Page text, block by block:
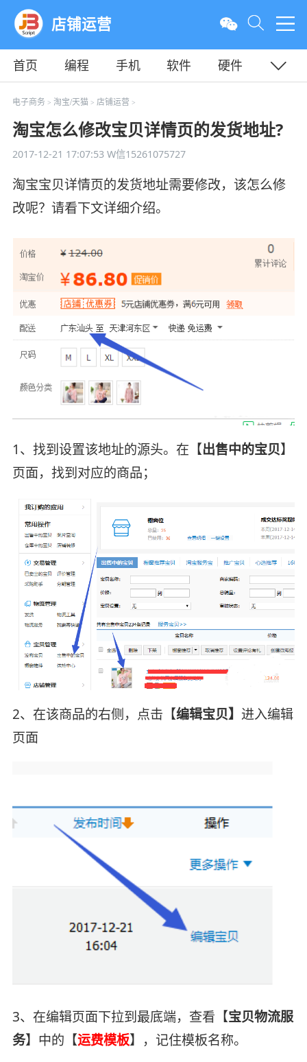
店铺运营
首页 编程 手机 软件
硬件
教程
平面 服务器
电子商务 > 淘宝/天猫 > 店铺运营 >
淘宝怎么修改宝贝详情页的发货地址?
2017-12-21 17:07:53W信15261075727
淘宝宝贝详情页的发货地址需要修改，该怎么修
改呢？请看下文详细介绍。
1、找到设置该地址的源头。在【出售中的宝贝】
页面，找到对应的商品；
2、在该商品的右侧，点击【编辑宝贝】 进入编辑
页面
3、在编辑页面下拉到最底端，查看【宝贝物流服
务】中的【运费模板】，记住模板名称。